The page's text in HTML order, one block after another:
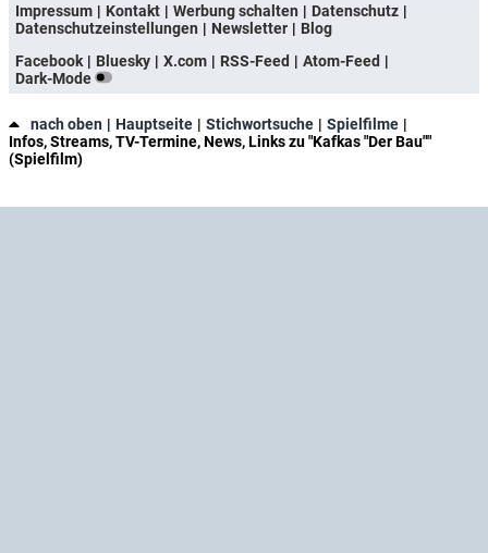
Impressum
Kontakt Werbung schalten
Datenschutz
Datenschutzeinstellungen
Newsletter
Blog
Facebook
Bluesky X.com RSS-Feed
Atom-Feed
Dark-Mode
nach oben Hauptseite Stichwortsuche
Spielfilme
Infos, Streams, TV-Termine, News, Links zu "Kafkas "Der Bau""
(Spielfilm)